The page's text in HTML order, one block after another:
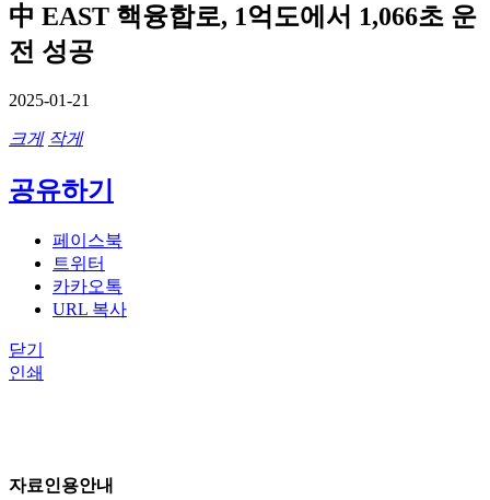
中 EAST 핵융합로, 1억도에서 1,066초 운
전 성공
2025-01-21
크게 작게
공유하기
페이스북
트위터
카카오톡
URL 복사
닫기
인쇄
자료인용안내